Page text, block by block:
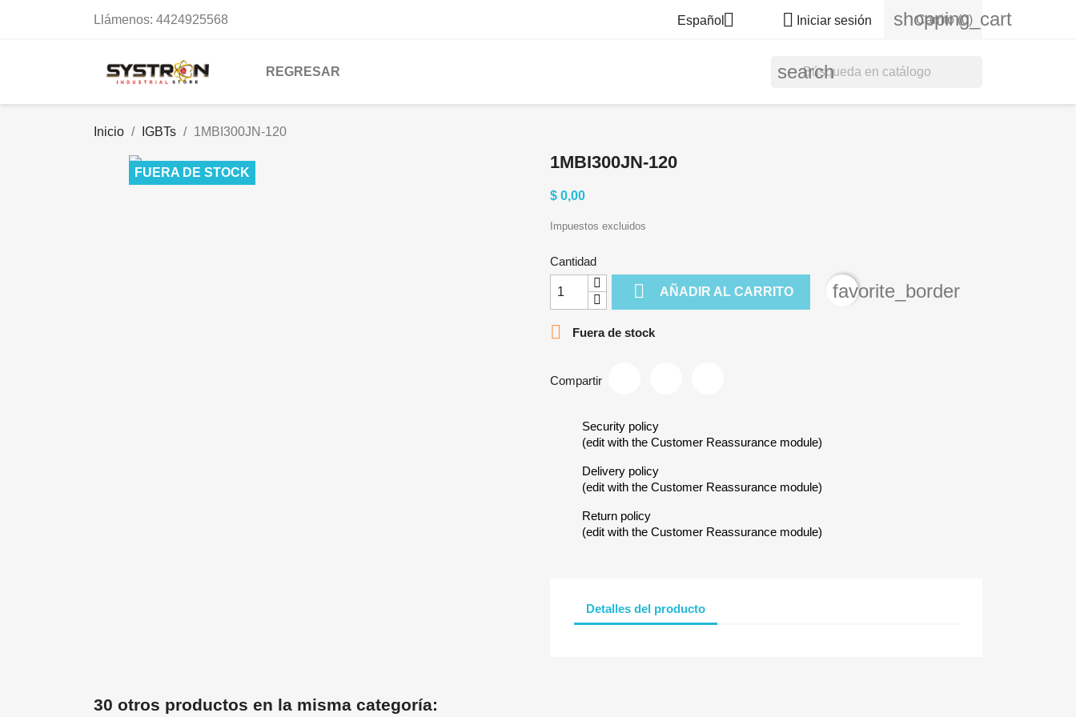
Llámenos: 4424925568 Español  Iniciar sesión shopping_cart
Carrito (0)
REGRESAR search
Inicio IGBTs 1MBI300JN-120
FUERA DE STOCK
1MBI300JN-120
$ 0,00
Impuestos excluidos
Cantidad
 AÑADIR AL CARRITO
favorite_border

Fuera de stock
Compartir
Security policy
(edit with the Customer Reassurance module)
Delivery policy
(edit with the Customer Reassurance module)
Return policy
(edit with the Customer Reassurance module)
Detalles del producto
30 otros productos en la misma categoría: